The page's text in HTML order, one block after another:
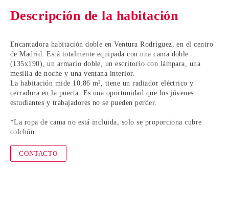
Descripción de la habitación
Encantadora habitación doble en Ventura Rodríguez , en elcentro
de Madrid . Está totalmente equipada con una cama doble
(135x190), un armario doble, un escritorio con lámpara, una
mesilla de noche y una ventana interior.
La habitación mide 10,86 m², tiene un radiador eléctrico y
cerradura en la puerta. Es una oportunidad que losjóvenes
estudiantes y trabajadores no se pueden perder.
*La ropa de cama no está incluida, solo se proporciona cubre
colchón.
CONTACTO